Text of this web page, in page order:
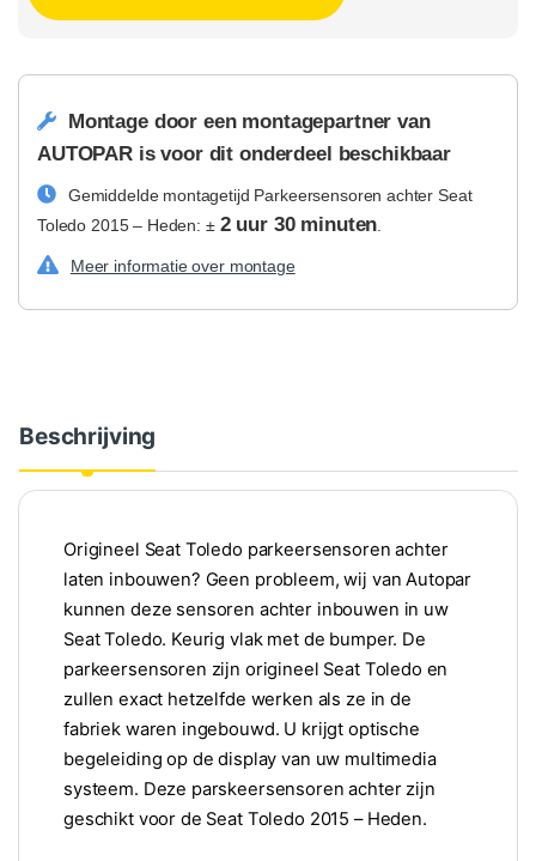
Montage door een montagepartner van
AUTOPAR is voor dit onderdeel beschikbaar
Gemiddelde montagetijd Parkeersensoren achter Seat
Toledo 2015 – Heden: ± 2 uur 30 minuten.
Meer informatie over montage
Beschrijving
Origineel Seat Toledo parkeersensoren achter
laten inbouwen? Geen probleem, wij van Autopar
kunnen deze sensoren achter inbouwen in uw
Seat Toledo. Keurig vlak met de bumper. De
parkeersensoren zijn origineel Seat Toledo en
zullen exact hetzelfde werken als ze in de
fabriek waren ingebouwd. U krijgt optische
begeleiding op de display van uw multimedia
systeem. Deze parskeersensoren achter zijn
geschikt voor de Seat Toledo 2015 – Heden.